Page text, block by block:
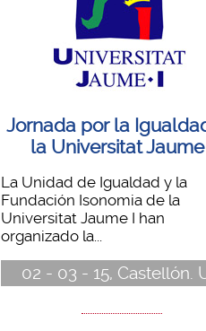
Jornada por la
la Universitat
La Unidad de Igualdad y la
Fundación Isonomia de la
Universitat Jaume I han
organizado la...
02 - 03 - 15, Castellón.